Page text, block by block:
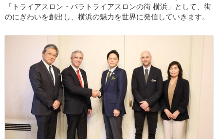
「トライアスロン・パラトライアスロンの街 横浜」として、街
のにぎわいを創出し、横浜の魅力を世界に発信していきます。